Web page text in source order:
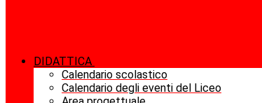
DIDATTICA
Calendario scolastico
Calendario degli eventi del Liceo